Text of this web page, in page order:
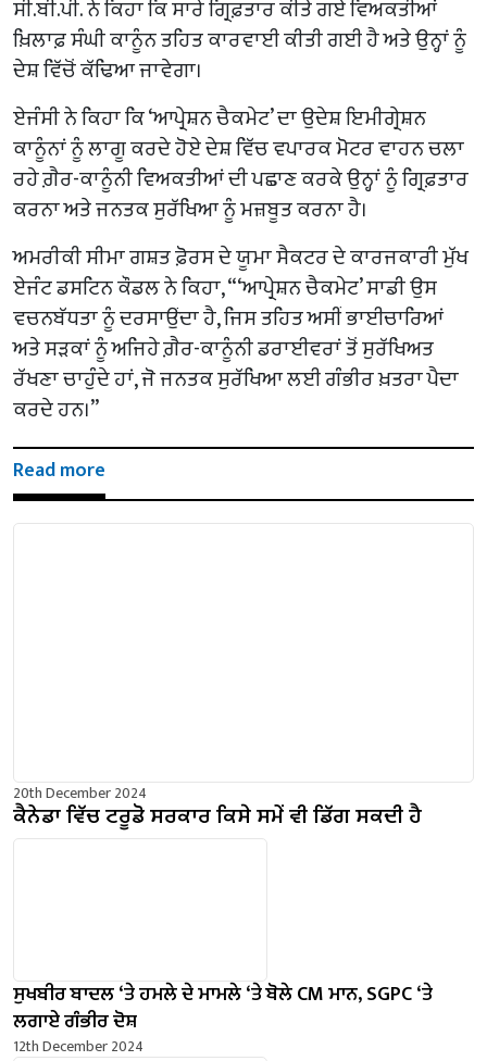
ਸੀ.ਬੀ.ਪੀ. ਨੇ ਕਿਹਾ ਕਿ ਸਾਰੇ ਗ੍ਰਿਫ਼ਤਾਰ ਕੀਤੇ ਗਏ ਵਿਅਕਤੀਆਂ
ਖ਼ਿਲਾਫ਼ ਸੰਘੀ ਕਾਨੂੰਨ ਤਹਿਤ ਕਾਰਵਾਈ ਕੀਤੀ ਗਈ ਹੈ ਅਤੇ ਉਨ੍ਹਾਂ ਨੂੰ
ਦੇਸ਼ ਵਿੱਚੋਂ ਕੱਢਿਆ ਜਾਵੇਗਾ।
ਏਜੰਸੀ ਨੇ ਕਿਹਾ ਕਿ ‘ਆਪ੍ਰੇਸ਼ਨ ਚੈਕਮੇਟ’ ਦਾ ਉਦੇਸ਼ ਇਮੀਗ੍ਰੇਸ਼ਨ
ਕਾਨੂੰਨਾਂ ਨੂੰ ਲਾਗੂ ਕਰਦੇ ਹੋਏ ਦੇਸ਼ ਵਿੱਚ ਵਪਾਰਕ ਮੋਟਰ ਵਾਹਨ ਚਲਾ
ਰਹੇ ਗ਼ੈਰ-ਕਾਨੂੰਨੀ ਵਿਅਕਤੀਆਂ ਦੀ ਪਛਾਣ ਕਰਕੇ ਉਨ੍ਹਾਂ ਨੂੰ ਗ੍ਰਿਫ਼ਤਾਰ
ਕਰਨਾ ਅਤੇ ਜਨਤਕ ਸੁਰੱਖਿਆ ਨੂੰ ਮਜ਼ਬੂਤ ਕਰਨਾ ਹੈ।
ਅਮਰੀਕੀ ਸੀਮਾ ਗਸ਼ਤ ਫ਼ੋਰਸ ਦੇ ਯੂਮਾ ਸੈਕਟਰ ਦੇ ਕਾਰਜਕਾਰੀ ਮੁੱਖ
ਏਜੰਟ ਡਸਟਿਨ ਕੌਡਲ ਨੇ ਕਿਹਾ, “‘ਆਪ੍ਰੇਸ਼ਨ ਚੈਕਮੇਟ’ ਸਾਡੀ ਉਸ
ਵਚਨਬੱਧਤਾ ਨੂੰ ਦਰਸਾਉਂਦਾ ਹੈ, ਜਿਸ ਤਹਿਤ ਅਸੀਂ ਭਾਈਚਾਰਿਆਂ
ਅਤੇ ਸੜਕਾਂ ਨੂੰ ਅਜਿਹੇ ਗ਼ੈਰ-ਕਾਨੂੰਨੀ ਡਰਾਈਵਰਾਂ ਤੋਂ ਸੁਰੱਖਿਅਤ
ਰੱਖਣਾ ਚਾਹੁੰਦੇ ਹਾਂ, ਜੋ ਜਨਤਕ ਸੁਰੱਖਿਆ ਲਈ ਗੰਭੀਰ ਖ਼ਤਰਾ ਪੈਦਾ
ਕਰਦੇ ਹਨ।”
Read more
20th December 2024
ਕੈਨੇਡਾ ਵਿੱਚ ਟਰੂਡੋ ਸਰਕਾਰ ਕਿਸੇ ਸਮੇਂ ਵੀ ਡਿੱਗ ਸਕਦੀ ਹੈ
ਸੁਖਬੀਰ ਬਾਦਲ ‘ਤੇ ਹਮਲੇ ਦੇ ਮਾਮਲੇ ‘ਤੇ ਬੋਲੇ ​​CM ਮਾਨ, SGPC ‘ਤੇ
ਲਗਾਏ ਗੰਭੀਰ ਦੋਸ਼
12th December 2024